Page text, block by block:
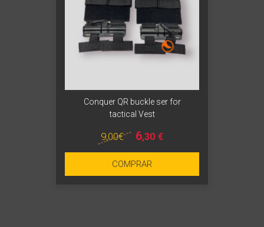
Conquer QR buckle ser for
tactical Vest
9,00€ 6,30 €
COMPRAR